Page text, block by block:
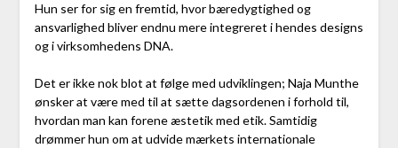
Hun ser for sig en fremtid, hvor bæredygtighed og
ansvarlighed bliver endnu mere integreret i hendes designs
og i virksomhedens DNA.
Det er ikke nok blot at følge med udviklingen; Naja Munthe
ønsker at være med til at sætte dagsordenen i forhold til,
hvordan man kan forene æstetik med etik. Samtidig
drømmer hun om at udvide mærkets internationale